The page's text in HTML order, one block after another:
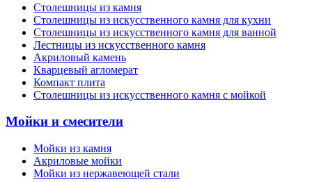
Столешницы из камня
Cтолешницы из искусственного камня для кухни
Cтолешницы из искусственного камня для ванной
Лестницы из искусственного камня
Акриловый камень
Кварцевый агломерат
Компакт плита
Столешницы из искусственного камня с мойкой
Мойки и смесители
Мойки из камня
Акриловые мойки
Мойки из нержавеющей стали